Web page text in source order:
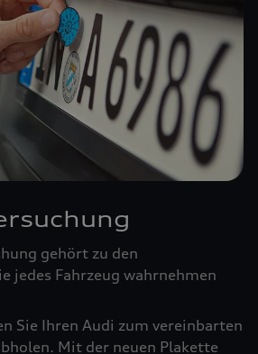
gehört zu den
jedes Fahrzeug wahrnehmen
Sie Ihren Audi zum vereinbarten
Mit der neuen Plakette